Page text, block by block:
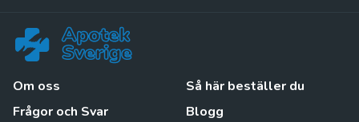
Om oss
Frågor och Svar
Så här beställer du
Blogg